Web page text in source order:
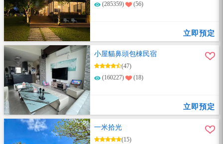
(285359)
(56)
立即預定
小屋貓鼻頭包棟民宿
(47)
(160227)
(18)
立即預定
一米拾光
(15)